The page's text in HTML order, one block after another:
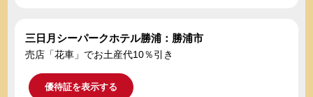
三日月シーパークホテル勝浦：勝浦市
売店「花車」でお土産代10％引き
優待証を表示する